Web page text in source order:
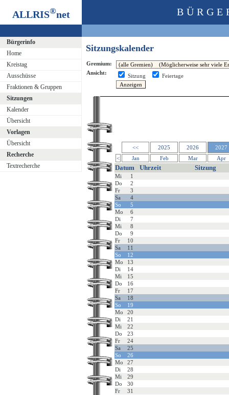
ALLRIS®net
Bürgerinfo
Home
Kreistag
Ausschüsse
Fraktionen & Gruppen
Sitzungen
Kalender
Übersicht
Vorlagen
Übersicht
Recherche
Textrecherche
Sitzungskalender
Gremium:
Ansicht:
Sitzung Feiertage
<< 2025 2026
2027
<
Jan Feb Mar Apr
Datum Uhrzeit Sitzung
Mi
1
Do
2
Fr
3
Sa
4
So
5
Mo
6
Di
7
Mi
8
Do
9
Fr
10
Sa
11
So
12
Mo
13
Di
14
Mi
15
Do
16
Fr
17
Sa
18
So
19
Mo
20
Di
21
Mi
22
Do
23
Fr
24
Sa
25
So
26
Mo
27
Di
28
Mi
29
Do
30
Fr
31